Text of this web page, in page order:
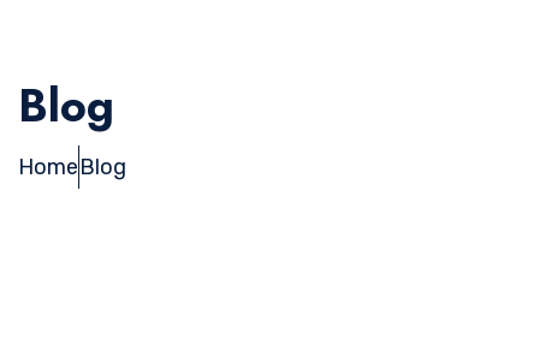
Blog
HomeBlog